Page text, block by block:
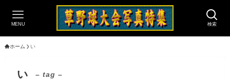
検索
MENU
ホーム い
い – tag –